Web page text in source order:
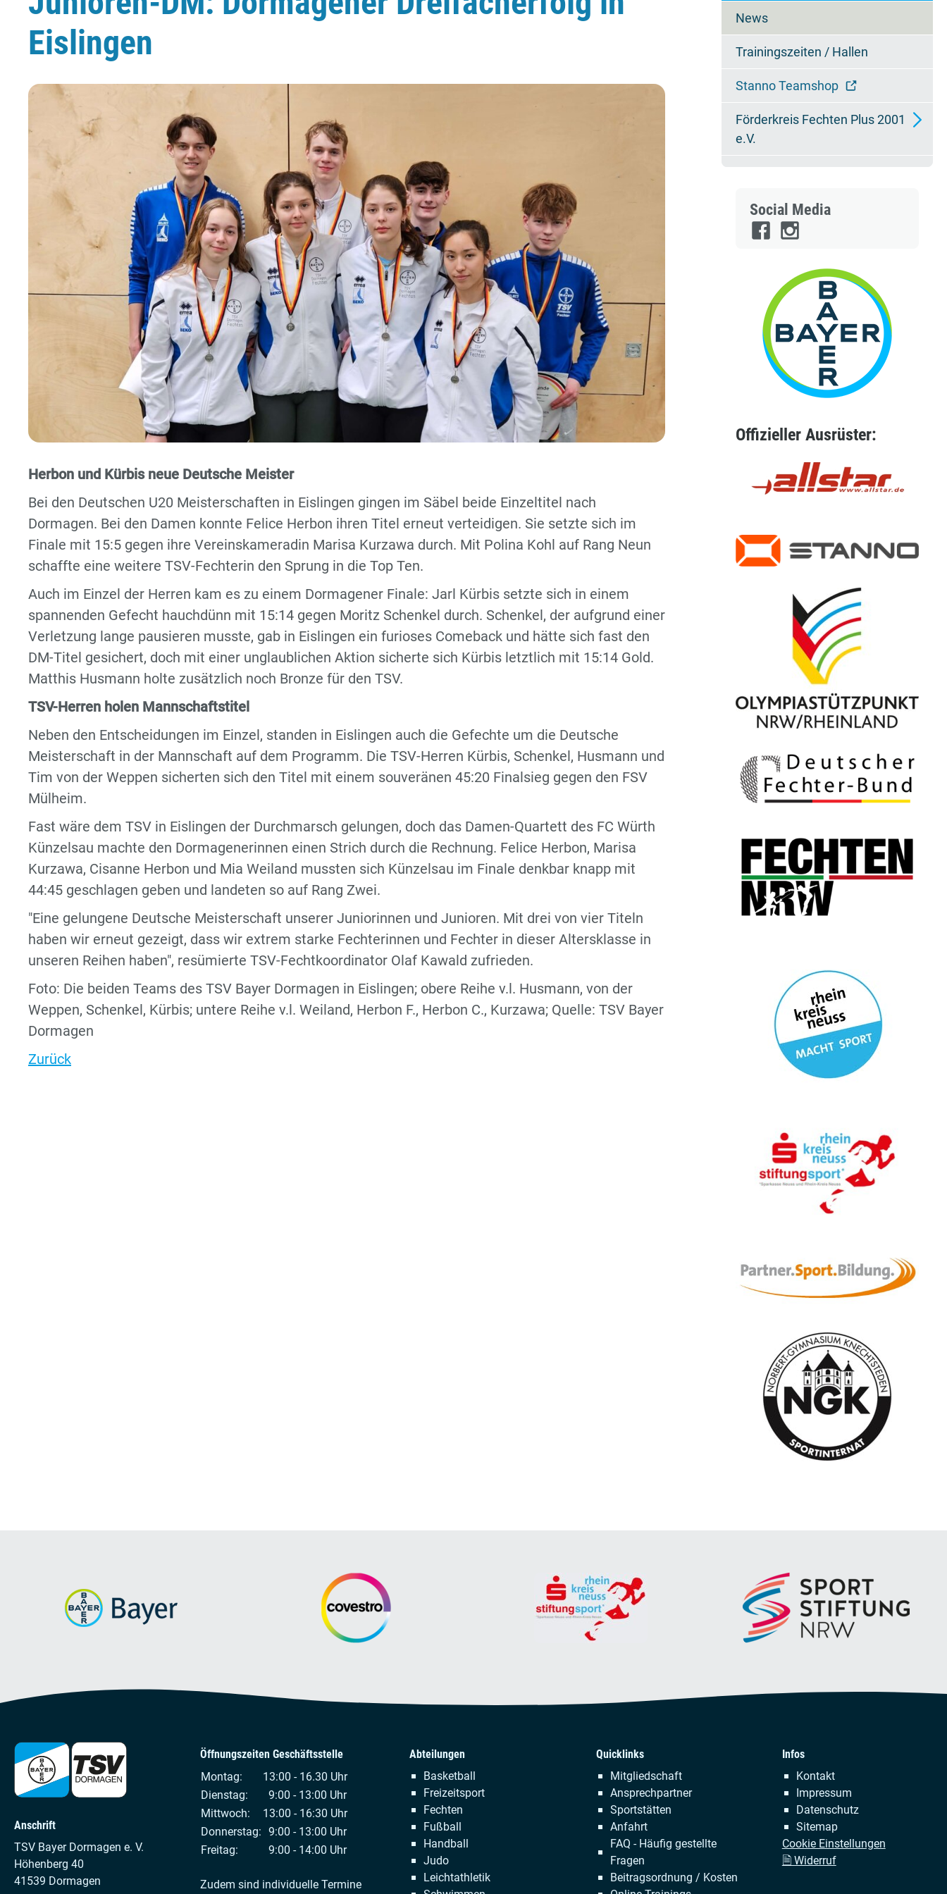
Eislingen
Herbon und Kürbis neue Deutsche Meister
Bei den Deutschen U20 Meisterschaften in Eislingen gingen im Säbel beide Einzeltitel nach
Dormagen. Bei den Damen konnte Felice Herbon ihren Titel erneut verteidigen. Sie setzte sich im
Finale mit 15:5 gegen ihre Vereinskameradin Marisa Kurzawa durch. Mit Polina Kohl auf Rang Neun
schaffte eine weitere TSV-Fechterin den Sprung in die Top Ten.
Auch im Einzel der Herren kam es zu einem Dormagener Finale: Jarl Kürbis setzte sich in einem
spannenden Gefecht hauchdünn mit 15:14 gegen Moritz Schenkel durch. Schenkel, der aufgrund einer
Verletzung lange pausieren musste, gab in Eislingen ein furioses Comeback und hätte sich fast den
DM-Titel gesichert, doch mit einer unglaublichen Aktion sicherte sich Kürbis letztlich mit 15:14 Gold.
Matthis Husmann holte zusätzlich noch Bronze für den TSV.
TSV-Herren holen Mannschaftstitel
Neben den Entscheidungen im Einzel, standen in Eislingen auch die Gefechte um die Deutsche
Meisterschaft in der Mannschaft auf dem Programm. Die TSV-Herren Kürbis, Schenkel, Husmann und
Tim von der Weppen sicherten sich den Titel mit einem souveränen 45:20 Finalsieg gegen den FSV
Mülheim.
Fast wäre dem TSV in Eislingen der Durchmarsch gelungen, doch das Damen-Quartett des FC Würth
Künzelsau machte den Dormagenerinnen einen Strich durch die Rechnung. Felice Herbon, Marisa
Kurzawa, Cisanne Herbon und Mia Weiland mussten sich Künzelsau im Finale denkbar knapp mit
44:45 geschlagen geben und landeten so auf Rang Zwei.
"Eine gelungene Deutsche Meisterschaft unserer Juniorinnen und Junioren. Mit drei von vier Titeln
haben wir erneut gezeigt, dass wir extrem starke Fechterinnen und Fechter in dieser Altersklasse in
unseren Reihen haben", resümierte TSV-Fechtkoordinator Olaf Kawald zufrieden.
Foto: Die beiden Teams des TSV Bayer Dormagen in Eislingen; obere Reihe v.l. Husmann, von der
Weppen, Schenkel, Kürbis; untere Reihe v.l. Weiland, Herbon F., Herbon C., Kurzawa; Quelle: TSV Bayer
Dormagen
Zurück
News
Trainingszeiten / Hallen
Stanno Teamshop
Förderkreis Fechten Plus 2001
e.V.
Ansprechpartner
Social Media
Offizieller Ausrüster:
Anschrift
TSV Bayer Dormagen e. V.
Höhenberg 40
41539 Dormagen
Öffnungszeiten Geschäftsstelle
Montag:
13:00 - 16.30 Uhr
Dienstag:
9:00 - 13:00 Uhr
Mittwoch:
13:00 - 16:30 Uhr
Donnerstag: 9:00 - 13:00 Uhr
Freitag:
9:00 - 14:00 Uhr
Zudem sind individuelle Termine
Abteilungen
Navigation
überspringen
Basketball
Freizeitsport
Fechten
Fußball
Handball
Judo
Leichtathletik
Quicklinks
Navigation
überspringen
Mitgliedschaft
Ansprechpartner
Sportstätten
Anfahrt
FAQ - Häufig gestellte
Fragen
Beitragsordnung / Kosten
Infos
Navigation
überspringen
Kontakt
Impressum
Datenschutz
Sitemap
Cookie Einstellungen
🗎 Widerruf